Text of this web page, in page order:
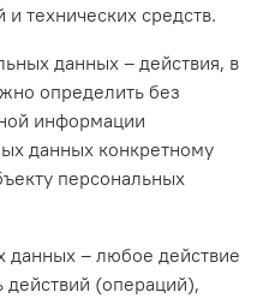
технических средств.
данных – действия, в
определить без
информации
данных конкретному
персональных
данных – любое действие
действий (операций),